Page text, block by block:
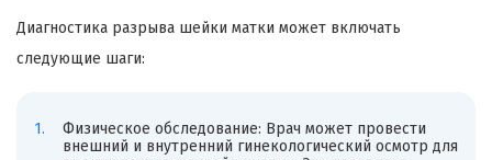
Диагностика разрыва шейки матки может включать
следующие шаги:
Физическое обследование: Врач может провести
внешний и внутренний гинекологический осмотр для